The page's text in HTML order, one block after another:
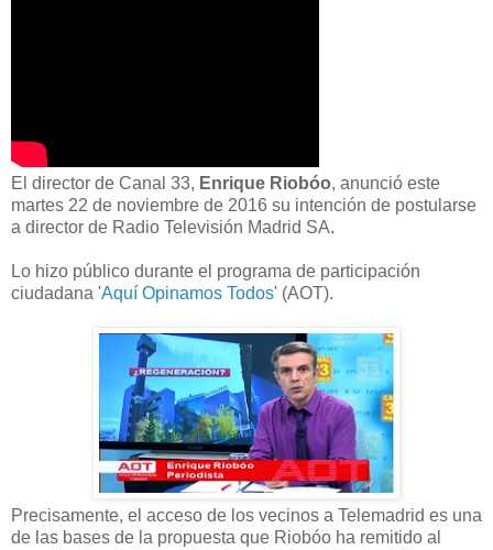
El director de Canal 33, Enrique Riobóo, anunció este
martes 22 de noviembre de 2016 su intención de postularse
a director de Radio Televisión Madrid SA.
Lo hizo público durante el programa de participación
ciudadana 'Aquí Opinamos Todos' (AOT).
Precisamente, el acceso de los vecinos a Telemadrid es una
de las bases de la propuesta que Riobóo ha remitido al